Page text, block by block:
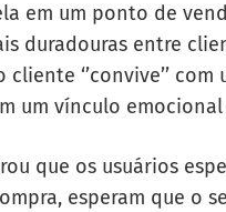
em um ponto de
duradouras entre
‘’convive’’ com
um vínculo
que os usuários
esperam que o